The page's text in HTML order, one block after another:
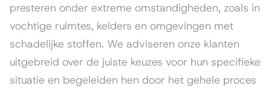
presteren onder extreme omstandigheden, zoals in
vochtige ruimtes, kelders en omgevingen met
schadelijke stoffen. We adviseren onze klanten
uitgebreid over de juiste keuzes voor hun specifieke
situatie en begeleiden hen door het gehele proces